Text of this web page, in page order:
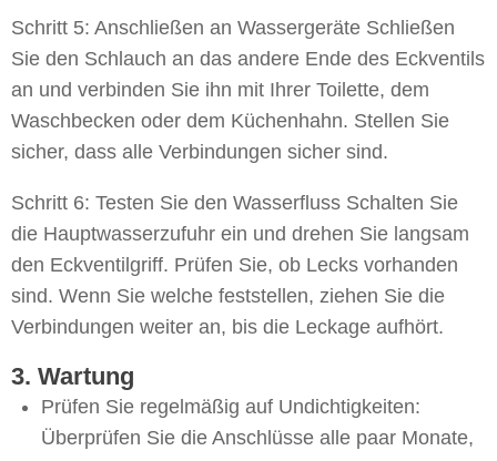
Schritt 5: Anschließen an Wassergeräte Schließen
Sie den Schlauch an das andere Ende des Eckventils
an und verbinden Sie ihn mit Ihrer Toilette, dem
Waschbecken oder dem Küchenhahn. Stellen Sie
sicher, dass alle Verbindungen sicher sind.
Schritt 6: Testen Sie den Wasserfluss Schalten Sie
die Hauptwasserzufuhr ein und drehen Sie langsam
den Eckventilgriff. Prüfen Sie, ob Lecks vorhanden
sind. Wenn Sie welche feststellen, ziehen Sie die
Verbindungen weiter an, bis die Leckage aufhört.
3. Wartung
Prüfen Sie regelmäßig auf Undichtigkeiten:
Überprüfen Sie die Anschlüsse alle paar Monate,